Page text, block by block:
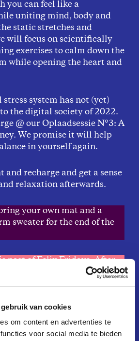
van cookies
om content en advertenties te
voor social media te bieden
you can feel like a
uniting mind, body and
static stretches and
will focus on scientifically
exercises to calm down the
while opening the heart and
system has not (yet)
the digital society of 2022.
@ our Oplaadsessie N°3: A
We promise it will help
in yourself again.
and recharge and get a sense
relaxation afterwards.
your own mat and a
sweater for the end of the
part ofFelix Fridays. After
recharging experience in
Efia wil be spinning her